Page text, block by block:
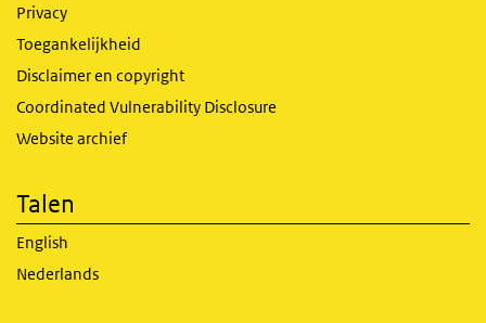
Privacy
Toegankelijkheid
Disclaimer en copyright
Coordinated Vulnerability Disclosure
Website archief
Talen
English
Nederlands